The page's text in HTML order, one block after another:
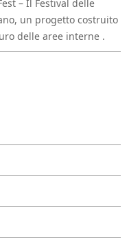
– Il Festival delle
un progetto costruito
delle aree interne .